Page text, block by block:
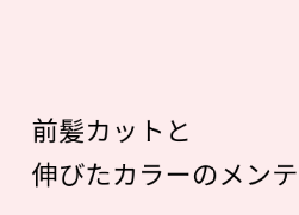
前髪カットと
伸びたカラーのメン